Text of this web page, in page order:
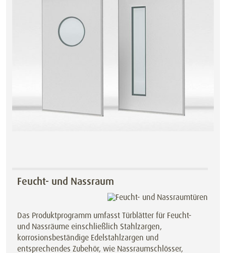
Feucht- und Nassraum
Das Produktprogramm umfasst Türblätter für Feucht-
und Nassräume einschließlich Stahlzargen,
korrosionsbeständige Edelstahlzargen und
entsprechendes Zubehör, wie Nassraumschlösser,